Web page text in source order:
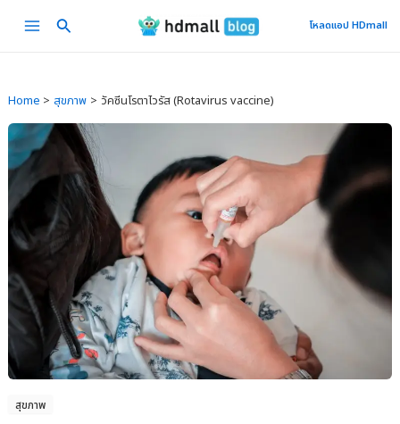
Main
โหลดแอป HDmall
Home สุขภาพ วัคซีนโรตาไวรัส (Rotavirus vaccine)
สุขภาพ